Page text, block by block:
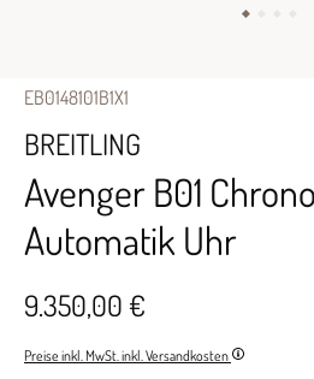
EB0148101B1X1
BREITLING
Avenger B01
Automatik Uhr
9.350,00 €
Preise inkl. MwSt. inkl. Versandkosten